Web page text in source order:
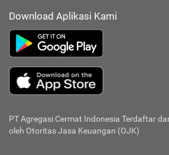
Download Aplikasi Kami
PT Agregasi Cermat Indonesia Terdaftar
oleh Otoritas Jasa Keuangan (OJK)